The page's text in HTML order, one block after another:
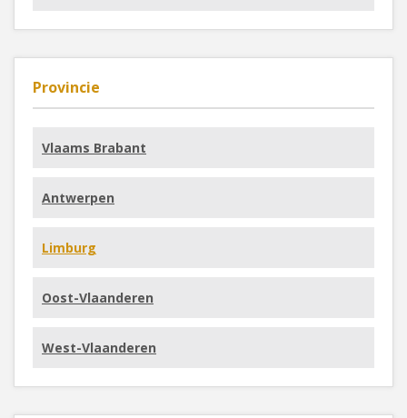
Provincie
Vlaams Brabant
Antwerpen
Limburg
Oost-Vlaanderen
West-Vlaanderen